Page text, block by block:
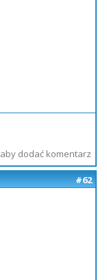
aby dodać komentarz
#62